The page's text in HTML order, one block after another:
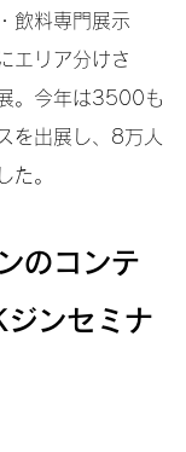
飲料専門展示
エリア分けさ
。今年は3500も
を出展し、8万人
た。
のコンテ
ジンセミナ